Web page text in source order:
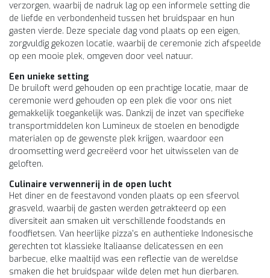
verzorgen, waarbij de nadruk lag op een informele setting die
de liefde en verbondenheid tussen het bruidspaar en hun
gasten vierde. Deze speciale dag vond plaats op een eigen,
zorgvuldig gekozen locatie, waarbij de ceremonie zich afspeelde
op een mooie plek, omgeven door veel natuur.
Een unieke setting
De bruiloft werd gehouden op een prachtige locatie, maar de
ceremonie werd gehouden op een plek die voor ons niet
gemakkelijk toegankelijk was. Dankzij de inzet van specifieke
transportmiddelen kon Lumineux de stoelen en benodigde
materialen op de gewenste plek krijgen, waardoor een
droomsetting werd gecreëerd voor het uitwisselen van de
geloften.
Culinaire verwennerij in de open lucht
Het diner en de feestavond vonden plaats op een sfeervol
grasveld, waarbij de gasten werden getrakteerd op een
diversiteit aan smaken uit verschillende foodstands en
foodfietsen. Van heerlijke pizza's en authentieke Indonesische
gerechten tot klassieke Italiaanse delicatessen en een
barbecue, elke maaltijd was een reflectie van de wereldse
smaken die het bruidspaar wilde delen met hun dierbaren.